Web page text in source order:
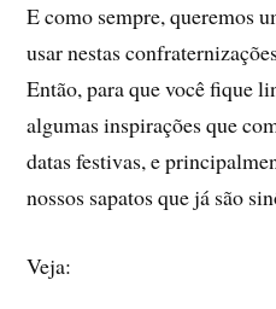
E como sempre, queremos
usar nestas
Então, para que você fique
algumas inspirações que
datas festivas, e
nossos sapatos que já são
Veja: